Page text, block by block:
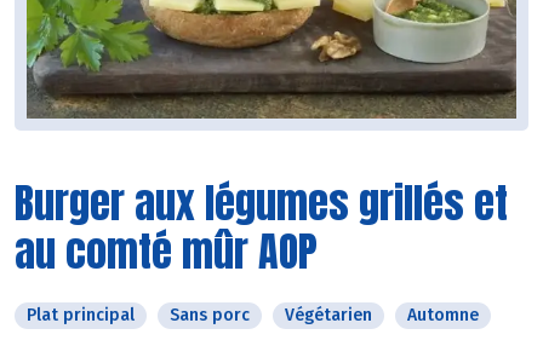
Burger aux légumes grillés et
au comté mûr AOP
Plat principal Sans porc Végétarien Automne